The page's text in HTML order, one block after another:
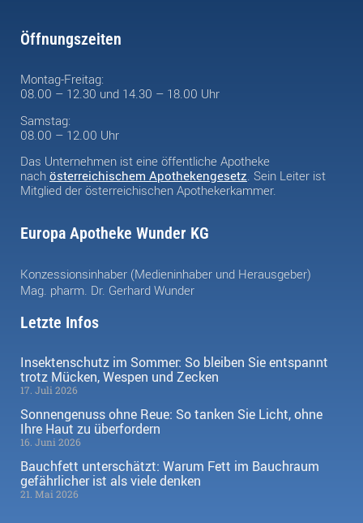
Öffnungszeiten
Montag-Freitag:
08.00 – 12.30 und 14.30 – 18.00 Uhr
Samstag:
08.00 – 12.00 Uhr
Das Unternehmen ist eine öffentliche Apotheke
nach österreichischem Apothekengesetz. Sein Leiter ist
Mitglied der österreichischen Apothekerkammer.
Europa Apotheke Wunder KG
Konzessionsinhaber (Medieninhaber und Herausgeber)
Mag. pharm. Dr. Gerhard Wunder
Letzte Infos
Insektenschutz im Sommer: So bleiben Sie entspannt
trotz Mücken, Wespen und Zecken
17. Juli 2026
Sonnengenuss ohne Reue: So tanken Sie Licht, ohne
Ihre Haut zu überfordern
16. Juni 2026
Bauchfett unterschätzt: Warum Fett im Bauchraum
gefährlicher ist als viele denken
21. Mai 2026